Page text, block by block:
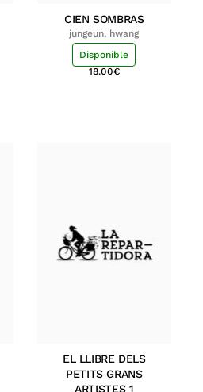
CIEN SOMBRAS
jungeun, hwang
Disponible
18.00€
EL LLIBRE DELS
PETITS GRANS
ARTISTES 1